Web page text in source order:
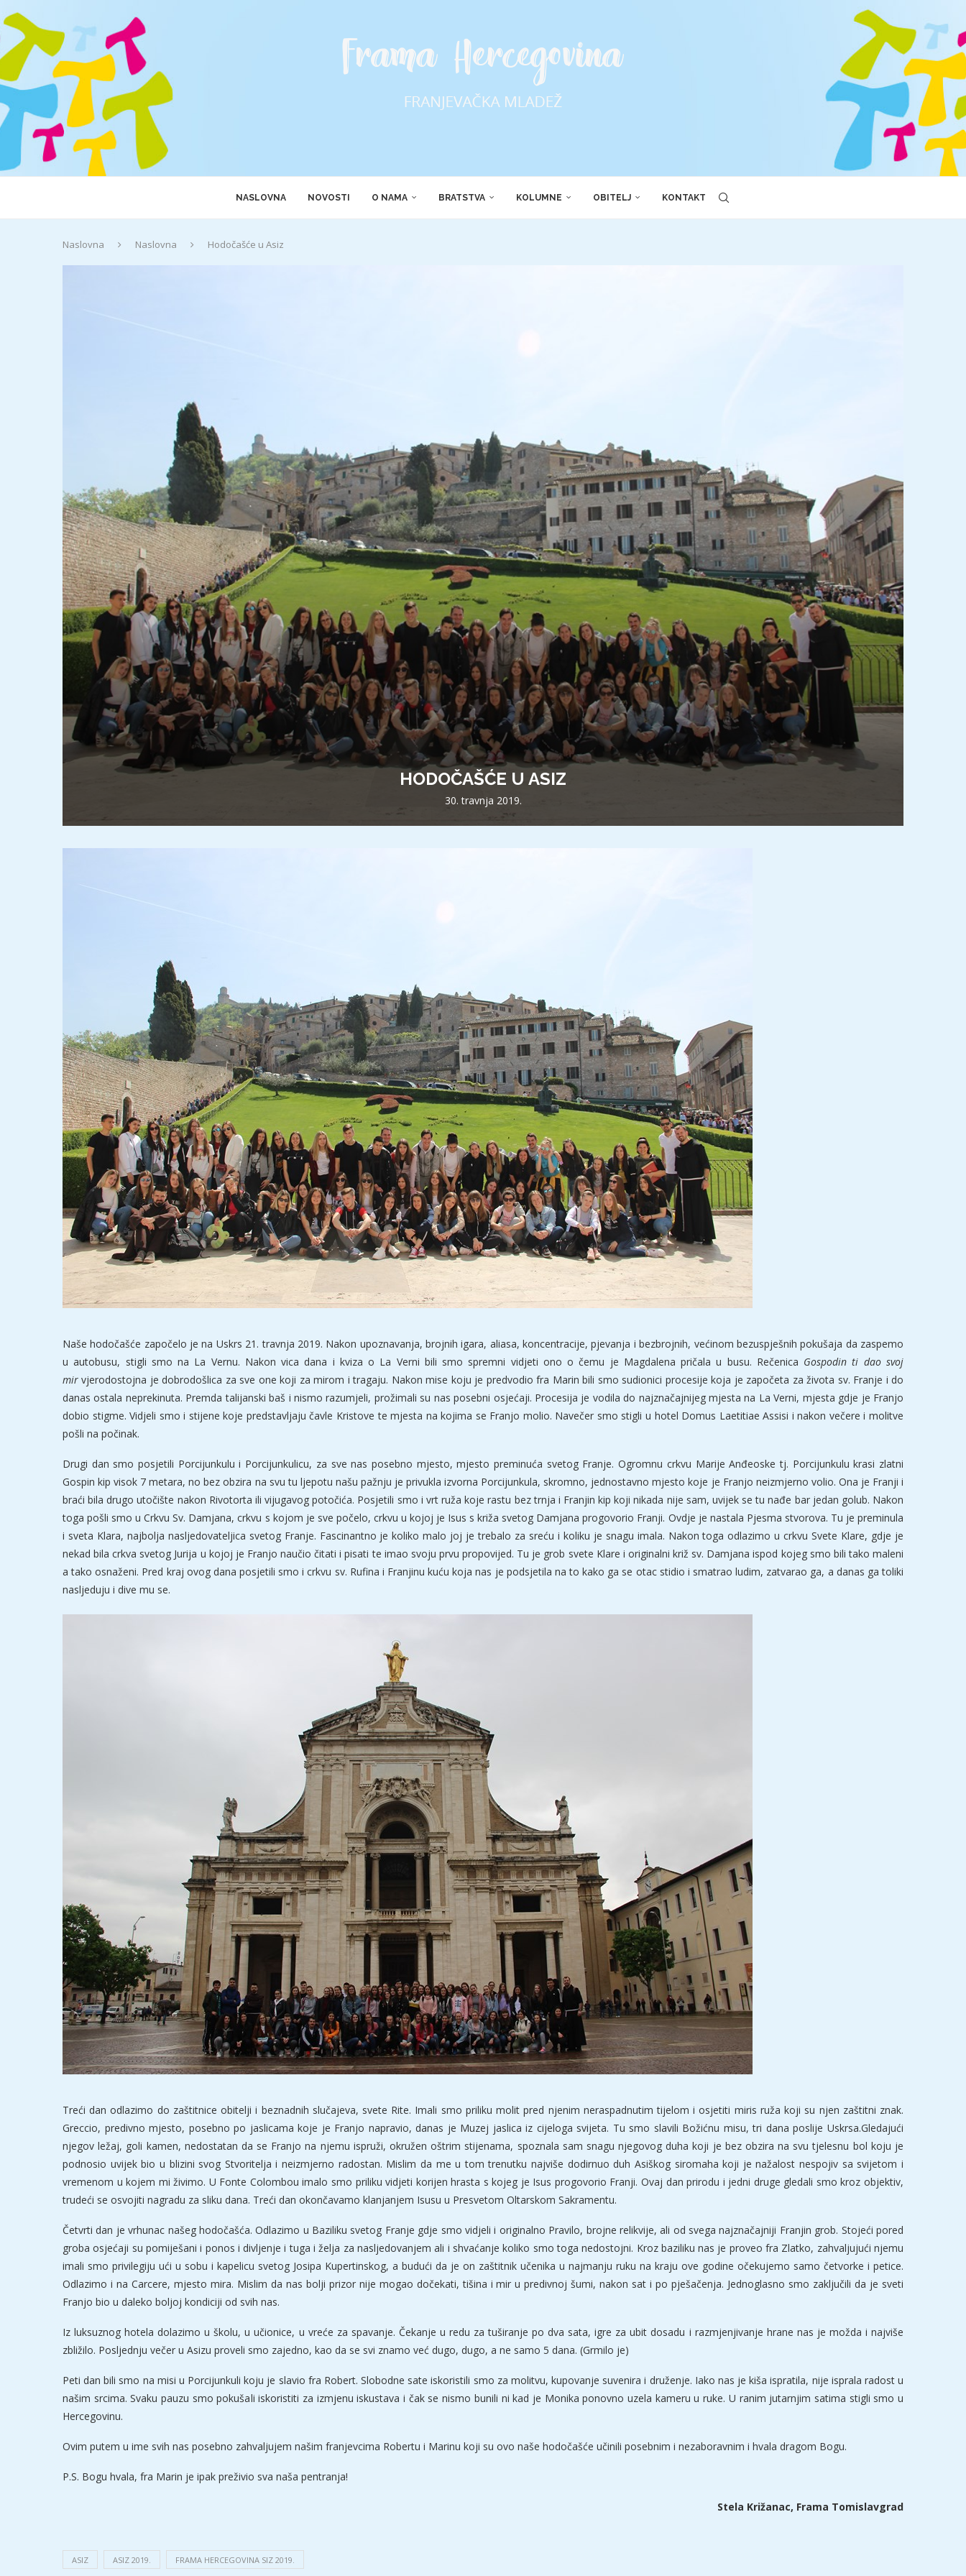
NASLOVNA NOVOSTI O NAMA BRATSTVA KOLUMNE OBITELJ KONTAKT
Naslovna Naslovna Hodočašće u Asiz
HODOČAŠĆE U ASIZ
30. travnja 2019.
Naše hodočašće započelo je na Uskrs 21. travnja 2019. Nakon upoznavanja, brojnih igara, aliasa, koncentracije, pjevanja i bezbrojnih, većinom bezuspješnih pokušaja da zaspemo
u autobusu, stigli smo na La Vernu. Nakon vica dana i kviza o La Verni bili smo spremni vidjeti ono o čemu je Magdalena pričala u busu. Rečenica Gospodin ti dao svoj
mir vjerodostojna je dobrodošlica za sve one koji za mirom i tragaju. Nakon mise koju je predvodio fra Marin bili smo sudionici procesije koja je započeta za života sv. Franje i do
danas ostala neprekinuta. Premda talijanski baš i nismo razumjeli, prožimali su nas posebni osjećaji. Procesija je vodila do najznačajnijeg mjesta na La Verni, mjesta gdje je Franjo
dobio stigme. Vidjeli smo i stijene koje predstavljaju čavle Kristove te mjesta na kojima se Franjo molio. Navečer smo stigli u hotel Domus Laetitiae Assisi i nakon večere i molitve
pošli na počinak.
Drugi dan smo posjetili Porcijunkulu i Porcijunkulicu, za sve nas posebno mjesto, mjesto preminuća svetog Franje. Ogromnu crkvu Marije Anđeoske tj. Porcijunkulu krasi zlatni
Gospin kip visok 7 metara, no bez obzira na svu tu ljepotu našu pažnju je privukla izvorna Porcijunkula, skromno, jednostavno mjesto koje je Franjo neizmjerno volio. Ona je Franji i
braći bila drugo utočište nakon Rivotorta ili vijugavog potočića. Posjetili smo i vrt ruža koje rastu bez trnja i Franjin kip koji nikada nije sam, uvijek se tu nađe bar jedan golub. Nakon
toga pošli smo u Crkvu Sv. Damjana, crkvu s kojom je sve počelo, crkvu u kojoj je Isus s križa svetog Damjana progovorio Franji. Ovdje je nastala Pjesma stvorova. Tu je preminula
i sveta Klara, najbolja nasljedovateljica svetog Franje. Fascinantno je koliko malo joj je trebalo za sreću i koliku je snagu imala. Nakon toga odlazimo u crkvu Svete Klare, gdje je
nekad bila crkva svetog Jurija u kojoj je Franjo naučio čitati i pisati te imao svoju prvu propovijed. Tu je grob svete Klare i originalni križ sv. Damjana ispod kojeg smo bili tako maleni
a tako osnaženi. Pred kraj ovog dana posjetili smo i crkvu sv. Rufina i Franjinu kuću koja nas je podsjetila na to kako ga se otac stidio i smatrao ludim, zatvarao ga, a danas ga toliki
nasljeduju i dive mu se.
Treći dan odlazimo do zaštitnice obitelji i beznadnih slučajeva, svete Rite. Imali smo priliku molit pred njenim neraspadnutim tijelom i osjetiti miris ruža koji su njen zaštitni znak.
Greccio, predivno mjesto, posebno po jaslicama koje je Franjo napravio, danas je Muzej jaslica iz cijeloga svijeta. Tu smo slavili Božićnu misu, tri dana poslije Uskrsa.Gledajući
njegov ležaj, goli kamen, nedostatan da se Franjo na njemu ispruži, okružen oštrim stijenama, spoznala sam snagu njegovog duha koji je bez obzira na svu tjelesnu bol koju je
podnosio uvijek bio u blizini svog Stvoritelja i neizmjerno radostan. Mislim da me u tom trenutku najviše dodirnuo duh Asiškog siromaha koji je nažalost nespojiv sa svijetom i
vremenom u kojem mi živimo. U Fonte Colombou imalo smo priliku vidjeti korijen hrasta s kojeg je Isus progovorio Franji. Ovaj dan prirodu i jedni druge gledali smo kroz objektiv,
trudeći se osvojiti nagradu za sliku dana. Treći dan okončavamo klanjanjem Isusu u Presvetom Oltarskom Sakramentu.
Četvrti dan je vrhunac našeg hodočašća. Odlazimo u Baziliku svetog Franje gdje smo vidjeli i originalno Pravilo, brojne relikvije, ali od svega najznačajniji Franjin grob. Stojeći pored
groba osjećaji su pomiješani i ponos i divljenje i tuga i želja za nasljedovanjem ali i shvaćanje koliko smo toga nedostojni. Kroz baziliku nas je proveo fra Zlatko, zahvaljujući njemu
imali smo privilegiju ući u sobu i kapelicu svetog Josipa Kupertinskog, a budući da je on zaštitnik učenika u najmanju ruku na kraju ove godine očekujemo samo četvorke i petice.
Odlazimo i na Carcere, mjesto mira. Mislim da nas bolji prizor nije mogao dočekati, tišina i mir u predivnoj šumi, nakon sat i po pješačenja. Jednoglasno smo zaključili da je sveti
Franjo bio u daleko boljoj kondiciji od svih nas.
Iz luksuznog hotela dolazimo u školu, u učionice, u vreće za spavanje. Čekanje u redu za tuširanje po dva sata, igre za ubit dosadu i razmjenjivanje hrane nas je možda i najviše
zbližilo. Posljednju večer u Asizu proveli smo zajedno, kao da se svi znamo već dugo, dugo, a ne samo 5 dana. (Grmilo je)
Peti dan bili smo na misi u Porcijunkuli koju je slavio fra Robert. Slobodne sate iskoristili smo za molitvu, kupovanje suvenira i druženje. Iako nas je kiša ispratila, nije isprala radost u
našim srcima. Svaku pauzu smo pokušali iskoristiti za izmjenu iskustava i čak se nismo bunili ni kad je Monika ponovno uzela kameru u ruke. U ranim jutarnjim satima stigli smo u
Hercegovinu.
Ovim putem u ime svih nas posebno zahvaljujem našim franjevcima Robertu i Marinu koji su ovo naše hodočašće učinili posebnim i nezaboravnim i hvala dragom Bogu.
P.S. Bogu hvala, fra Marin je ipak preživio sva naša pentranja!
Stela Križanac, Frama Tomislavgrad
ASIZ ASIZ 2019. FRAMA HERCEGOVINA SIZ 2019.